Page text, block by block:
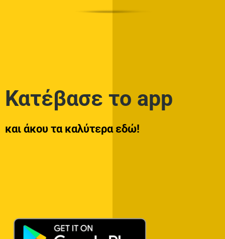
Κατέβασε το app
και άκου τα καλύτερα εδώ!